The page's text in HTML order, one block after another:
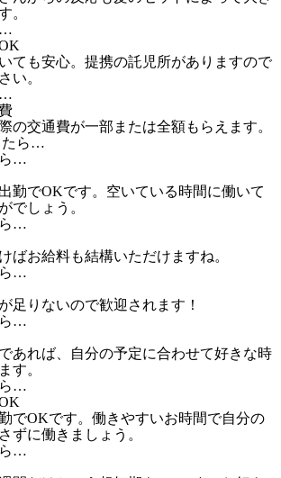
。
…
ても安心。提携の託児所がありますので
い。
…
の交通費が一部または全額もらえます。
たら…
…
勤でOKです。空いている時間に働いて
でしょう。
…
ばお給料も結構いただけますね。
…
足りないので歓迎されます！
…
あれば、自分の予定に合わせて好きな時
す。
…
でOKです。働きやすいお時間で自分の
ずに働きましょう。
…